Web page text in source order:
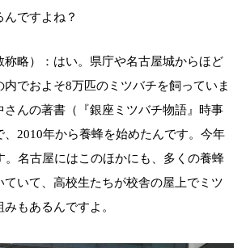
ですよね？
称略）：はい。県庁や名古屋城からほど
でおよそ8万匹のミツバチを飼っていま
さんの著書（『銀座ミツバチ物語』時事
2010年から養蜂を始めたんです。今年
。名古屋にはこのほかにも、多くの養蜂
ていて、高校生たちが校舎の屋上でミツ
もあるんですよ。